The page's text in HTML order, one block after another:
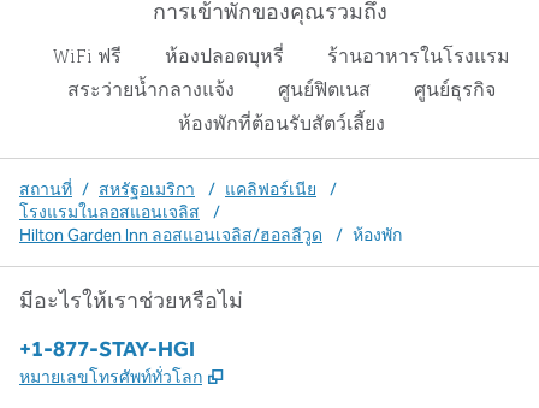
การเข้าพักของคุณรวมถึง
WiFi ฟรี ห้องปลอดบุหรี่
ร้านอาหารในโรงแรม
สระว่ายน้ำกลางแจ้ง
ศูนย์ฟิตเนส
ศูนย์ธุรกิจ
ห้องพักที่ต้อนรับสัตว์เลี้ยง
สถานที่ / สหรัฐอเมริกา / แคลิฟอร์เนีย
/
โรงแรมในลอสแอนเจลิส
/
Hilton Garden Inn ลอสแอนเจลิส/ฮอลลีวูด
/ ห้องพัก
มีอะไรให้เราช่วยหรือไม่
โทรศัพท์:
+1-877-STAY-HGI
หมายเลขโทรศัพท์ทั่วโลก ,